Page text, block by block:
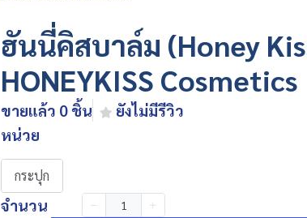
ฮันนี่คิสบาล์ม (Honey
HONEYKISS Cosmetics
ขายแล้ว 0 ชิ้น ยังไม่มีรีวิว
หน่วย
กระปุก
จำนวน